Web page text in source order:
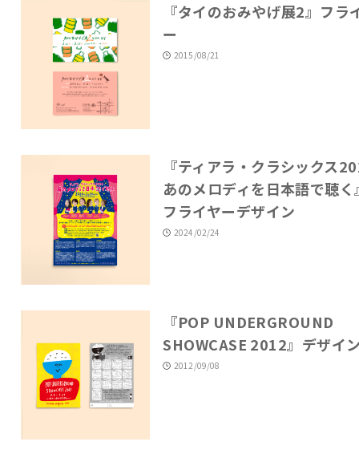
『タイのおみやげ展2』フラ
ー
2015/08/21
『ティアラ・クラシックス
あのメロディを日本語で聴く
フライヤーデザイン
2024/02/24
『POP UNDERGROUND
SHOWCASE 2012』デザイ
2012/09/08